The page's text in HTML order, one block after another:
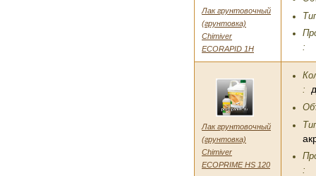
Лак грунтовочный
(грунтовка)
Chimiver
ECORAPID 1H
:
Лак грунтовочный
(грунтовка)
Chimiver
ECOPRIME HS 120
:
: